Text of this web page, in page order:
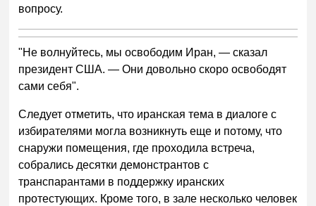
вопросу.
"Не волнуйтесь, мы освободим Иран, — сказал
президент США. — Они довольно скоро освободят
сами себя".
Следует отметить, что иранская тема в диалоге с
избирателями могла возникнуть еще и потому, что
снаружи помещения, где проходила встреча,
собрались десятки демонстрантов с
транспарантами в поддержку иранских
протестующих. Кроме того, в зале несколько человек